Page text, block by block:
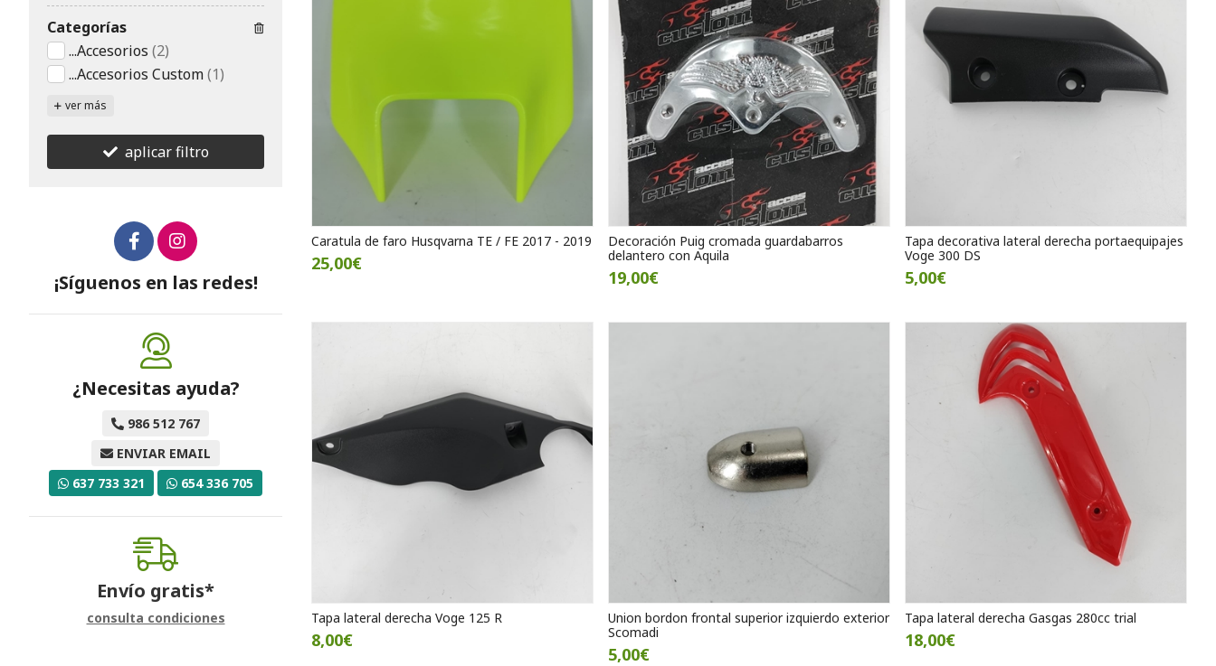
Caratula de faro Husqvarna TE / FE 2017 - 2019
25,00€
Decoración Puig cromada guardabarros
delantero con Aquila
19,00€
Tapa decorativa lateral derecha portaequipajes
Voge 300 DS
5,00€
Tapa lateral derecha Voge 125 R
8,00€
Union bordon frontal superior izquierdo exterior
Scomadi
5,00€
Tapa lateral derecha Gasgas 280cc trial
18,00€
Categorías
...Accesorios (2)
...Accesorios Custom(1)
ver más
aplicar filtro
¡Síguenos en las redes!
¿Necesitas ayuda?
986 512 767
ENVIAR EMAIL
637 733 321
654 336 705
Envío gratis*
consulta condiciones